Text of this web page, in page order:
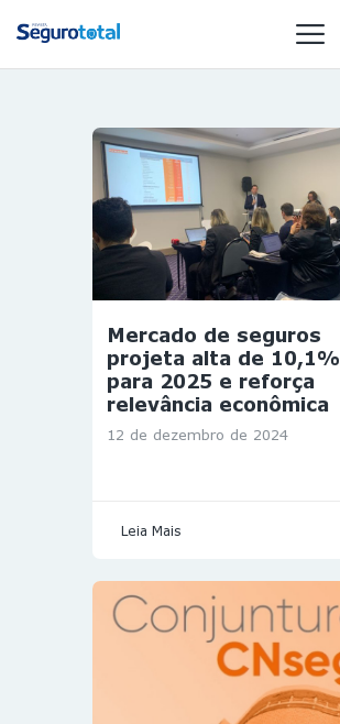
NOTÍCIAS
REVISTA
ESPECIAIS
GAIVOTA DE
OURO
MULHERES
GESTORAS
HOMEST
HOME
Mercado de seguros
projeta alta de 10,1%
para 2025 e reforça
relevância econômica
12 de dezembro de 2024
Leia Mais